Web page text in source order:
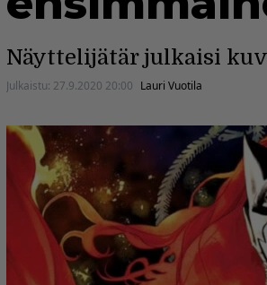
Näyttelijätär julkaisi
Julkaistu: 27.9.2020 20:00 Lauri Vuotila